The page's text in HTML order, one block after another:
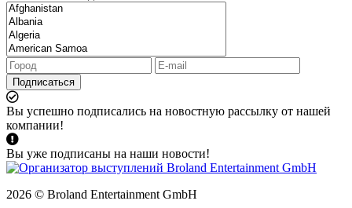
Подписаться
Вы успешно подписались на новостную рассылку от нашей
компании!
Вы уже подписаны на наши новости!
2026 © Broland Entertainment GmbH